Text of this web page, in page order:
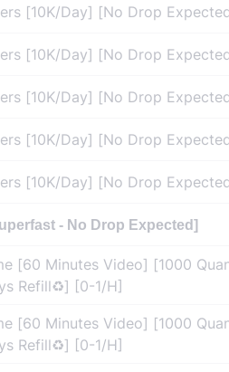
[10K/Day] [No Drop
[10K/Day] [No Drop
[10K/Day] [No Drop
[10K/Day] [No Drop
[10K/Day] [No Drop
- No Drop Expected]
[60 Minutes Video] [1000
Refill♻️] [0-1/H]
[60 Minutes Video] [1000
Refill♻️] [0-1/H]